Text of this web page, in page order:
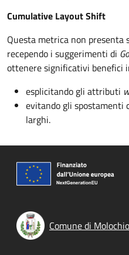
Cumulative Layout Shift
Questa metrica non presenta
recependo i suggerimenti di
ottenere significativi benefici
esplicitando gli attributi
evitando gli spostamenti
larghi.
Comune di Molochio